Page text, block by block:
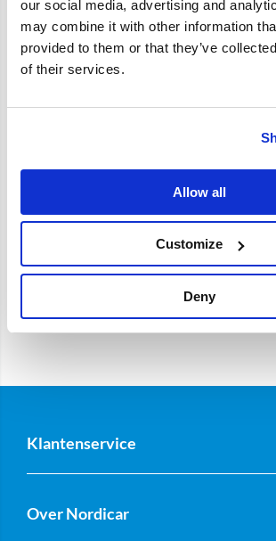
our social media, advertising and
may combine it with other information
provided to them or that they’ve
of their services.
Allow all
Customize
Deny
Specificaties
Merk
72434191C
Klantenservice
Over Nordicar